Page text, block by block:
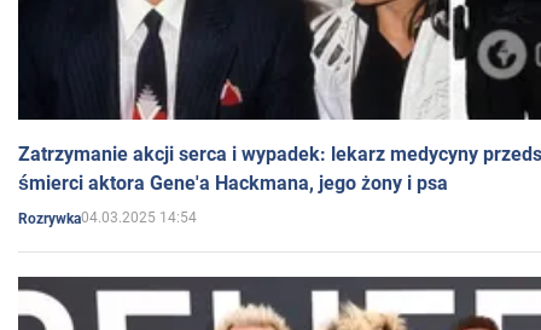
Zatrzymanie akcji serca i wypadek: lekarz medycyny
śmierci aktora Gene'a Hackmana, jego żony i psa
Rozrywka04.03.2025 14:54